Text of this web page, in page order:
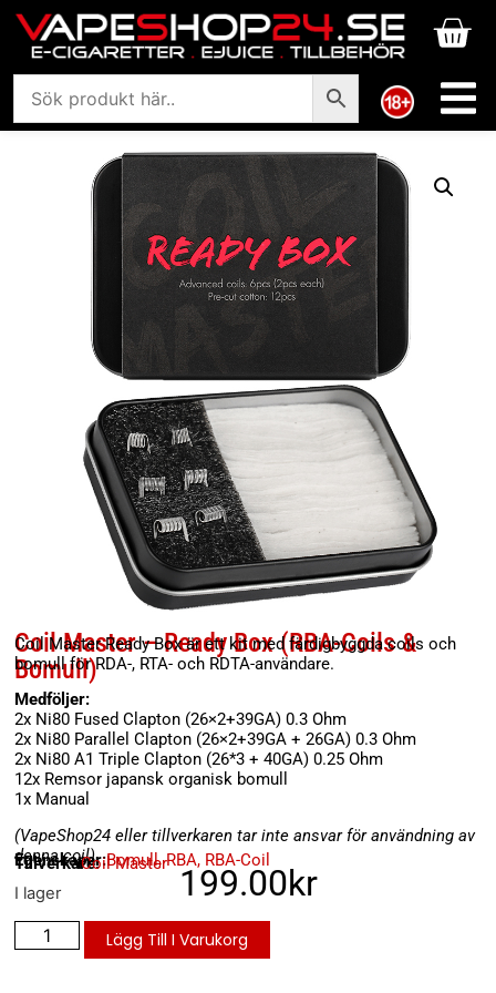
Coil Master – Ready Box (RBA-Coils &
Bomull)
Coil Master Ready Box är ett kit med färdigbyggda coils och
bomull för RDA-, RTA- och RDTA-användare.
Medföljer:
2x Ni80 Fused Clapton (26×2+39GA) 0.3 Ohm
2x Ni80 Parallel Clapton (26×2+39GA + 26GA) 0.3 Ohm
2x Ni80 A1 Triple Clapton (26*3 + 40GA) 0.25 Ohm
12x Remsor japansk organisk bomull
1x Manual
(VapeShop24 eller tillverkaren tar inte ansvar för användning av
denna coil)
Egenskaper:Bomull,RBA, RBA-Coil
Tillverkare:Coil Master 199.00kr
I lager
Lägg Till I Varukorg